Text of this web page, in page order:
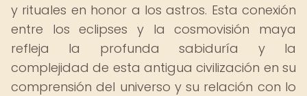
y rituales en honor a los astros. Esta conexión
entre los eclipses y la cosmovisión maya
refleja la profunda sabiduría y la
complejidad de esta antigua civilización en su
comprensión del universo y su relación con lo